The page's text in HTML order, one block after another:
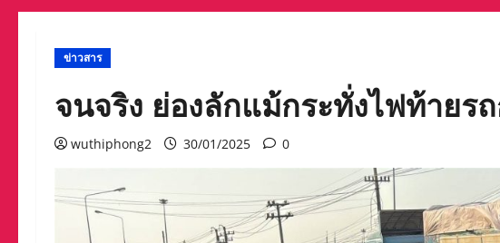
ข่าวสาร
จนจริง ย่องลักแม้กระทั่งไฟท้ายร
wuthiphong2 30/01/2025 0